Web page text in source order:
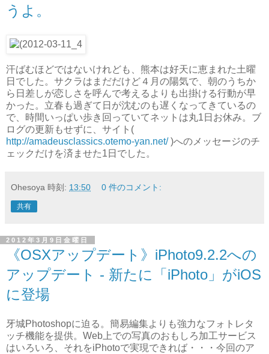
うよ。
汗ばむほどではないけれども、熊本は好天に恵まれた土曜
日でした。サクラはまだだけど４月の陽気で、朝のうちか
ら日差しが恋しさを呼んで考えるよりも出掛ける行動が早
かった。立春も過ぎて日が沈むのも遅くなってきているの
で、時間いっぱい歩き回っていてネットは丸1日お休み。ブ
ログの更新もせずに、サイト(
http://amadeusclassics.otemo-yan.net/)へのメッセージのチ
ェックだけを済ませた1日でした。
Ohesoya 時刻: 13:50 0 件のコメント:
共有
2012年3月9日金曜日
《OSXアップデート》iPhoto9.2.2への
アップデート - 新たに「iPhoto」がiOS
に登場
牙城Photoshopに迫る。簡易編集よりも強力なフォトレタ
ッチ機能を提供。Web上での写真のおもしろ加工サービス
はいろいろ、それをiPhotoで実現できれば・・・今回のア